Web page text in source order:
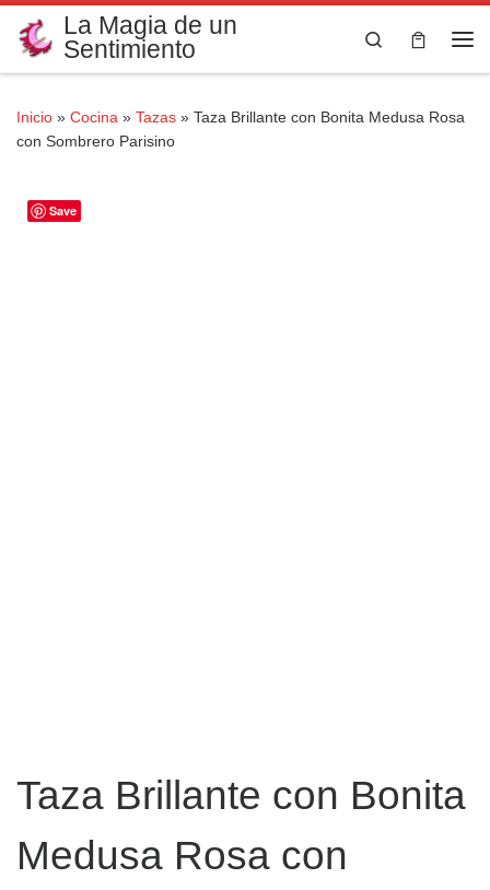
Saltar al contenido
La Magia de un
Sentimiento
Search
Inicio » Cocina » Tazas » Taza Brillante con Bonita Medusa Rosa
con Sombrero Parisino
Save
Taza Brillante con Bonita
Medusa Rosa con